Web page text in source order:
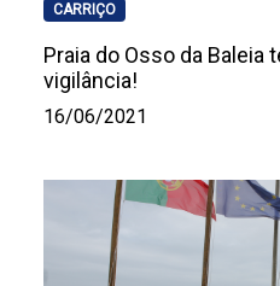
CARRIÇO
Praia do Osso da
vigilância!
16/06/2021